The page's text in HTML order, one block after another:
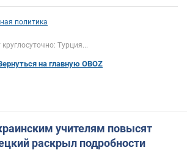
политика
Турция...
на главную OBOZ
учителям повысят
раскрыл подробности